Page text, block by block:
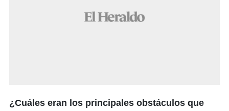
¿Cuáles eran los principales obstáculos que